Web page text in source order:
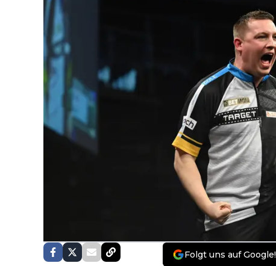
Folgt uns auf Google!